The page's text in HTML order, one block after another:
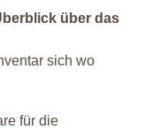
über das
sich wo
für die